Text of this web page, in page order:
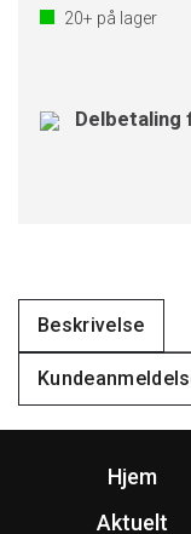
20+ på lager
Delbetaling
Beskrivelse
Hjem
Aktuelt